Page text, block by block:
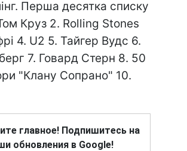
Перша десятка списку
Круз 2. Rolling Stones
4. U2 5. Тайгер Вудс 6.
7. Говард Стерн 8. 50
"Клану Сопрано" 10.
главное! Подпишитесь на
обновления в Google!